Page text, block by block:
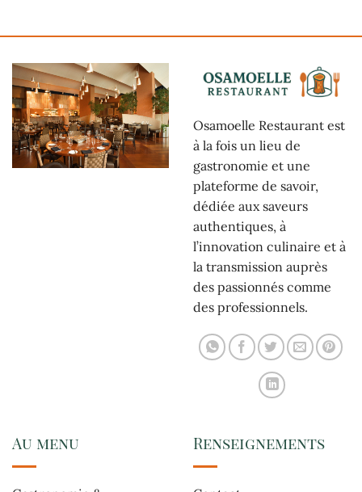
Osamoelle Restaurant est
à la fois un lieu de
gastronomie et une
plateforme de savoir,
dédiée aux saveurs
authentiques, à
l’innovation culinaire et à
la transmission auprès
des passionnés comme
des professionnels.
Au menu Renseignements